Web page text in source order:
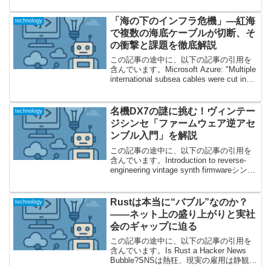
かせな...
technology
「海の下のインフラ危機」―紅海
で複数の海底ケーブルが切断、そ
の衝撃と課題を徹底解説
この記事の途中に、以下の記事の引用を
含んでいます。Microsoft Azure: "Multiple
international subsea cables were cut in
technology
名機DX7の謎に挑む！ヴィンテー
ジシンセ「ファームウェア逆アセ
ンブル入門」を解説
この記事の途中に、以下の記事の引用を
含んでいます。Introduction to reverse-
engineering vintage synth firmwareシンセ
technology
Rustは本当に“バブル”なのか？
――ネット上の盛り上がりと実社
会のギャップに迫る
この記事の途中に、以下の記事の引用を
含んでいます。Is Rust a Hacker News
Bubble?SNSは熱狂、現実の雇用は静観？